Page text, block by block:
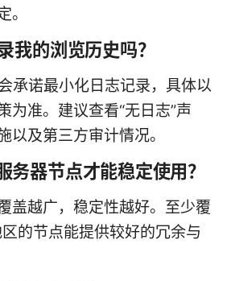
。
我的浏览历史吗？
承诺最小化日志记录，具体以
为准。建议查看“无日志”声
以及第三方审计情况。
务器节点才能稳定使用？
盖越广，稳定性越好。至少覆
的节点能提供较好的冗余与